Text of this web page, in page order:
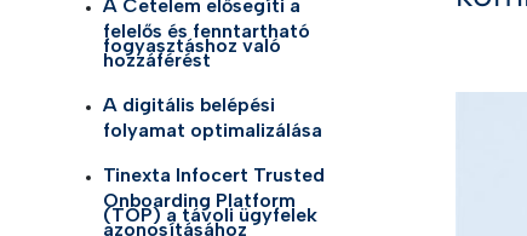
A Cetelem elősegíti a
felelős és fenntartható
fogyasztáshoz való
hozzáférést
A digitális belépési
folyamat optimalizálása
Tinexta Infocert Trusted
Onboarding Platform
(TOP) a távoli ügyfelek
azonosításához